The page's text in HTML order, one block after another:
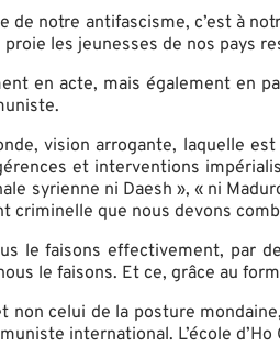
notre antifascisme, c’est à
les jeunesses de nos pays
en acte, mais également en
vision arrogante, laquelle
et interventions
syrienne ni Daesh », « ni
que nous devons
le faisons effectivement, par
le faisons. Et ce, grâce au
non celui de la posture
international. L’école d’Ho